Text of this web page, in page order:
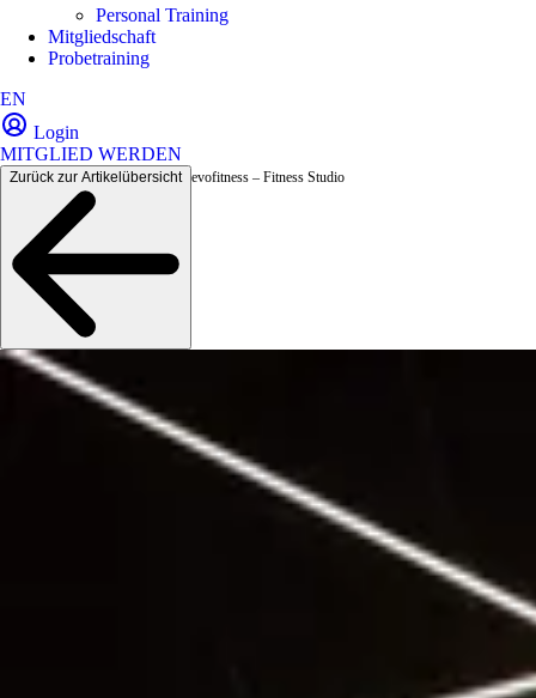
Personal Training
Mitgliedschaft
Probetraining
EN
Login
MITGLIED WERDEN
Zurück zur Artikelübersicht evofitness – Fitness Studio